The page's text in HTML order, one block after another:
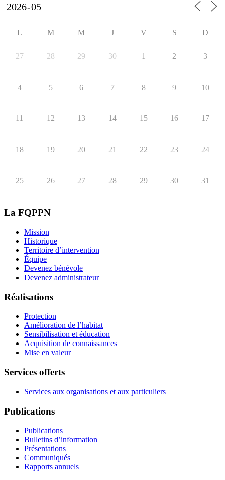
L M M J V S D
27 28 29 30 1 2 3
4 5 6 7 8 9 10
11 12 13 14 15 16 17
18 19 20 21 22 23 24
25 26 27 28 29 30 31
La FQPPN
Mission
Historique
Territoire d’intervention
Équipe
Devenez bénévole
Devenez administrateur
Réalisations
Protection
Amélioration de l’habitat
Sensibilisation et éducation
Acquisition de connaissances
Mise en valeur
Services offerts
Services aux organisations et aux particuliers
Publications
Publications
Bulletins d’information
Présentations
Communiqués
Rapports annuels